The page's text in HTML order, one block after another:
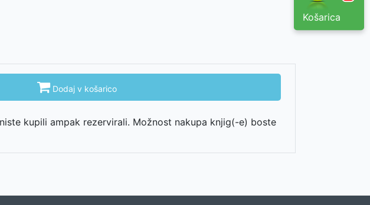
Košarica
 Dodaj v košarico
kupili ampak rezervirali. Možnost nakupa knjig(-e) boste